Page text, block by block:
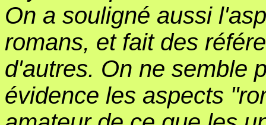
On a souligné aussi
romans, et fait des
d'autres. On ne semble
évidence les aspects